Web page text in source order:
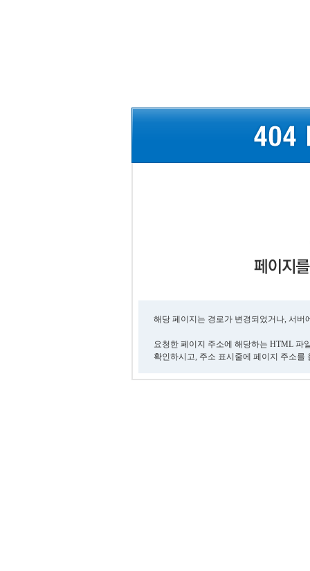
해당 페이지는 경로가 변경되었거나, 서
요청한 페이지 주소에 해당하는 HTML 파
확인하시고, 주소 표시줄에 페이지 주소